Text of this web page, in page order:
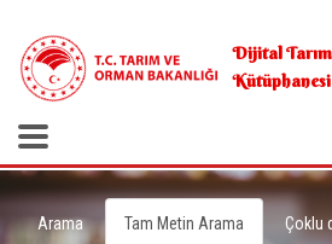
Dijital
Kütüphanesi
Arama Tam Metin Arama Çoklu